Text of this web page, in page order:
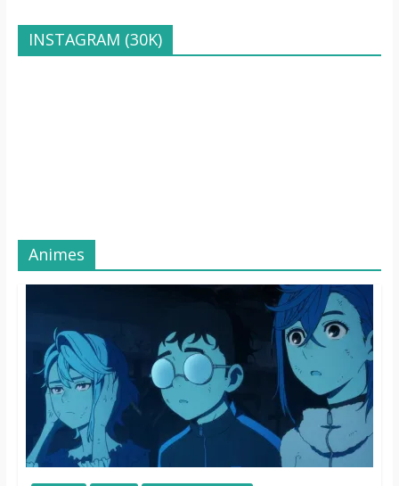
INSTAGRAM (30K)
Animes